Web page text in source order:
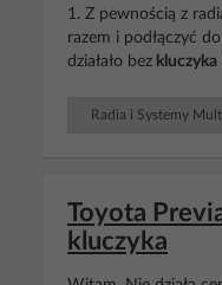
1. Z pewnością z
razem i podłączyć
działało bez kluczyka
Radia i Systemy
Toyota
kluczyka